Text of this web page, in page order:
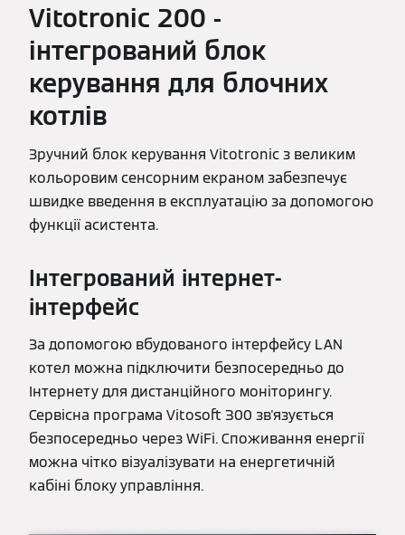
Vitotronic 200 -
інтегрований блок
керування для блочних
котлів
Зручний блок керування Vitotronic з великим
кольоровим сенсорним екраном забезпечує
швидке введення в експлуатацію за допомогою
функції асистента.
Інтегрований інтернет-
інтерфейс
За допомогою вбудованого інтерфейсу LAN
котел можна підключити безпосередньо до
Інтернету для дистанційного моніторингу.
Сервісна програма Vitosoft 300 зв'язується
безпосередньо через WiFi. Споживання енергії
можна чітко візуалізувати на енергетичній
кабіні блоку управління.